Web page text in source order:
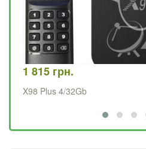
1 815 грн.
X98 Plus 4/32Gb